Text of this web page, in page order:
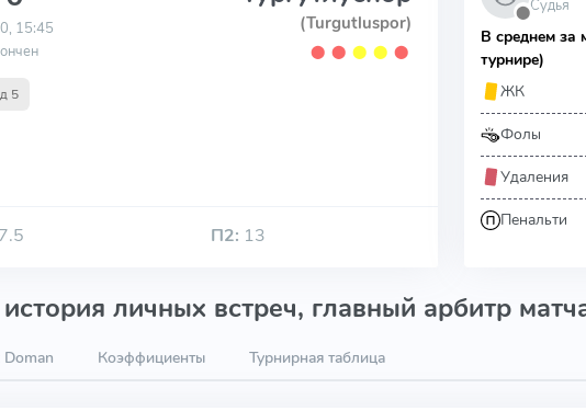
15:45
5
(Turgutluspor)
⬤ ⬤ ⬤ ⬤ ⬤
7.5 П2: 13
⬤Судья
В среднем за
турнире)
ЖК
Фолы
Удаления
Пенальти
личных встреч, главный арбитр
Коэффициенты Турнирная таблица